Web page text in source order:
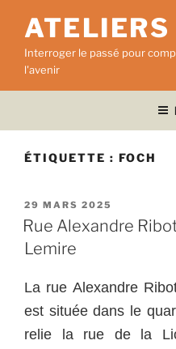
contenu
principal
Interroger le passé pour
l'avenir
ÉTIQUETTE : FOCH
PUBLIÉ
LE
29 MARS 2025
Rue Alexandre
Lemire
La rue Alexandre
est située dans le
relie la rue de la